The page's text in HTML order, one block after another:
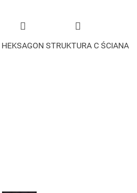
STRUKTURA C ŚCIANA